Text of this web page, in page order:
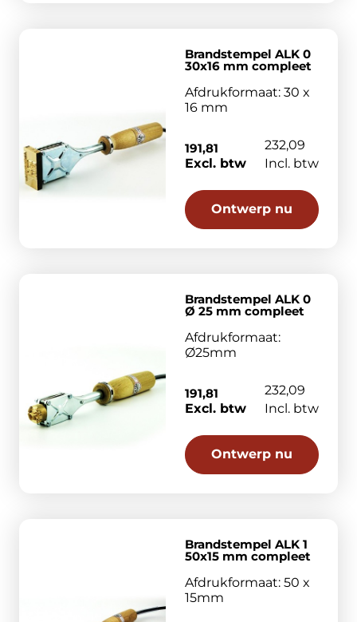
Brandstempel ALK 0
30x16 mm compleet
Afdrukformaat: 30 x
16 mm
191,81
Excl. btw
232,09
Incl. btw
Ontwerp nu
Brandstempel ALK 0
Ø 25 mm compleet
Afdrukformaat:
Ø25mm
191,81
Excl. btw
232,09
Incl. btw
Ontwerp nu
Brandstempel ALK 1
50x15 mm compleet
Afdrukformaat: 50 x
15mm